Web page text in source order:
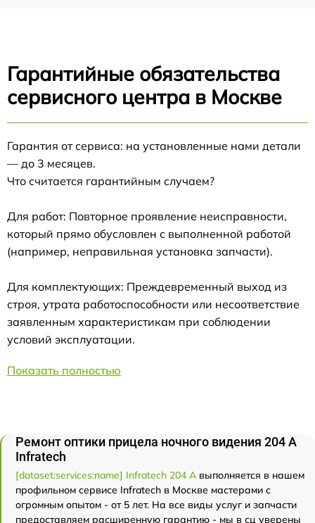
Гарантийные обязательства
сервисного центра в Москве
Гарантия от сервиса: на установленные нами детали
— до 3 месяцев.
Что считается гарантийным случаем?
Для работ: Повторное проявление неисправности,
который прямо обусловлен с выполненной работой
(например, неправильная установка запчасти).
Для комплектующих: Преждевременный выход из
строя, утрата работоспособности или несоответствие
заявленным характеристикам при соблюдении
условий эксплуатации.
Показать полностью
Ремонт оптики прицела ночного видения 204 А
Infratech
[dataset:services:name] Infratech 204 А выполняется в нашем
профильном сервисе Infratech в Москве мастерами с
огромным опытом - от 5 лет. На все виды услуг и запчасти
предоставляем расширенную гарантию - мы в сц уверены